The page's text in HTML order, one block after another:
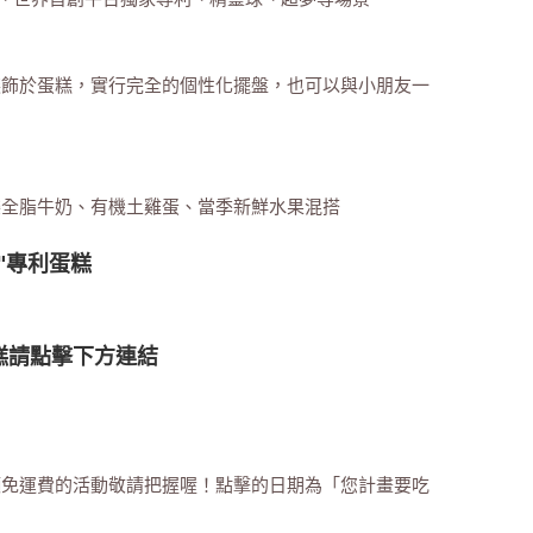
於蛋糕，實行完全的個性化擺盤，也可以與小朋友一
脂牛奶、有機土雞蛋、當季新鮮水果混搭
利蛋糕
請點擊下方連結
運費的活動敬請把握喔！點擊的日期為「您計畫要吃